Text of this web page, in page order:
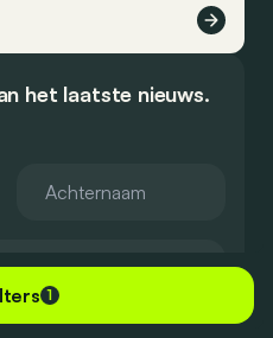
1
het laatste nieuws.
u in